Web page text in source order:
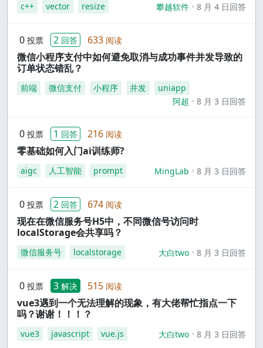
c++ vector resize 攀越软件 8 月 4 日回答
0 投票 2 回答 633 阅读
微信小程序支付中如何避免取消与成功事件并发导致的
订单状态错乱？
前端 微信支付 小程序 并发
uniapp
阿超
8 月 3 日回答
0 投票 1 回答 216 阅读
零基础如何入门ai训练师?
aigc 人工智能 prompt MingLab 8 月 3 日回答
0 投票 2 回答 674 阅读
现在在微信服务号H5中，不同微信号访问时
localStorage会共享吗？
微信服务号 localstorage 大白two 8 月 3 日回答
0 投票 3 解决 515 阅读
vue3遇到一个无法理解的现象，有大佬帮忙指点一下
吗？谢谢！！！？
vue3 javascript vue.js 大白two 8 月 3 日回答